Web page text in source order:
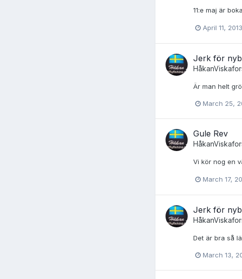
11:e maj är
April 11, 2013
Jerk för
Är man helt
March 25,
Gule Rev
Vi kör nog en
March 17,
Jerk för
Det är bra så
March 13,